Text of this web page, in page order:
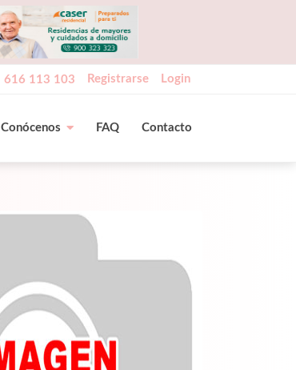
616 113 103 Registrarse Login
Conócenos FAQ Contacto